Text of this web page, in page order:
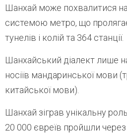
Шанхай може похвалитися
системою метро, що
тунелів і колій та 364 станції.
Шанхайський діалект лише
носіїв мандаринської мови
китайської мови).
Шанхай зіграв унікальну
20 000 євреїв пройшли